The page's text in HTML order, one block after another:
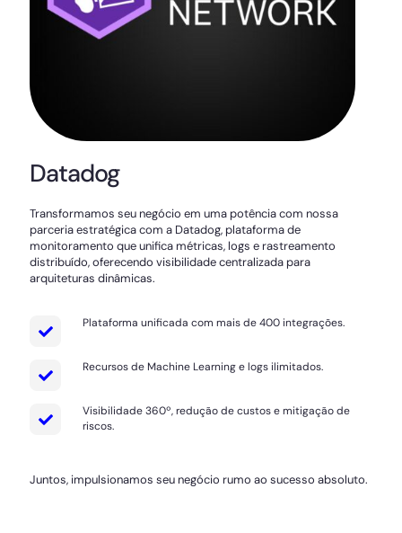
Datadog
Transformamos seu negócio em uma potência com nossa
parceria estratégica com a Datadog, plataforma de
monitoramento que unifica métricas, logs e rastreamento
distribuído, oferecendo visibilidade centralizada para
arquiteturas dinâmicas.
Plataforma unificada com mais de 400 integrações.
Recursos de Machine Learning e logs ilimitados.
Visibilidade 360º, redução de custos e mitigação de
riscos.
Juntos, impulsionamos seu negócio rumo ao sucesso absoluto.